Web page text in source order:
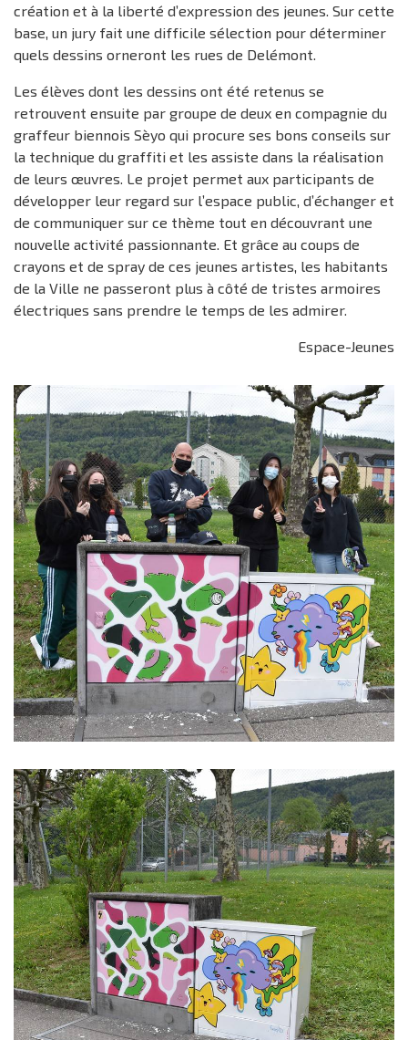
création et à la liberté d’expression des jeunes. Sur cette
base, un jury fait une difficile sélection pour déterminer
quels dessins orneront les rues de Delémont.
Les élèves dont les dessins ont été retenus se
retrouvent ensuite par groupe de deux en compagnie du
graffeur biennois Sèyo qui procure ses bons conseils sur
la technique du graffiti et les assiste dans la réalisation
de leurs œuvres. Le projet permet aux participants de
développer leur regard sur l’espace public, d’échanger et
de communiquer sur ce thème tout en découvrant une
nouvelle activité passionnante. Et grâce au coups de
crayons et de spray de ces jeunes artistes, les habitants
de la Ville ne passeront plus à côté de tristes armoires
électriques sans prendre le temps de les admirer.
Espace-Jeunes